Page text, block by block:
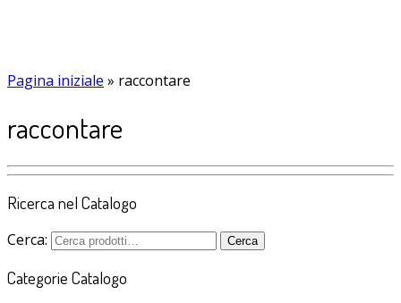
Pagina iniziale » raccontare
raccontare
Ricerca nel Catalogo
Cerca: Cerca
Categorie Catalogo